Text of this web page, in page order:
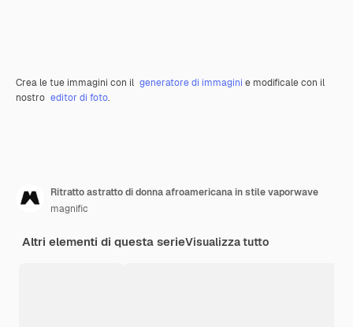
Crea le tue immagini con il generatore di immagini e modificale con il
nostro editor di foto.
Ritratto astratto di donna afroamericana in stile vaporwave
magnific
Altri elementi di questa serieVisualizza tutto